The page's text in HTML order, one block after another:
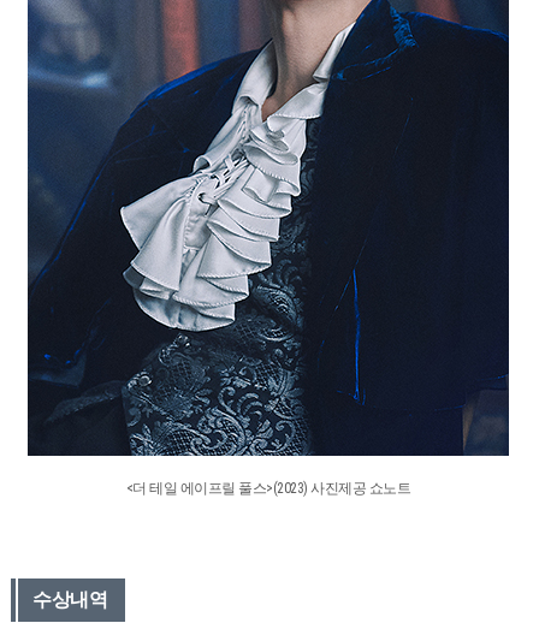
<더 테일 에이프릴 풀스>(2023) 사진제공 쇼노트
수상내역